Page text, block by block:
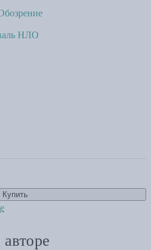
НЛО
Купить